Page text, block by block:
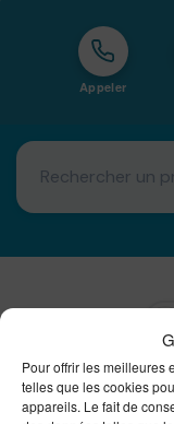
Pour offrir les meilleures
telles que les cookies
appareils. Le fait de
Appeler
Intégrateur